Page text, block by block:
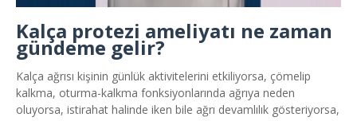
Kalça protezi ameliyatı ne zaman
gündeme gelir?
Kalça ağrısı kişinin günlük aktivitelerini etkiliyorsa, çömelip
kalkma, oturma-kalkma fonksiyonlarında ağrıya neden
oluyorsa, istirahat halinde iken bile ağrı devamlılık gösteriyorsa,